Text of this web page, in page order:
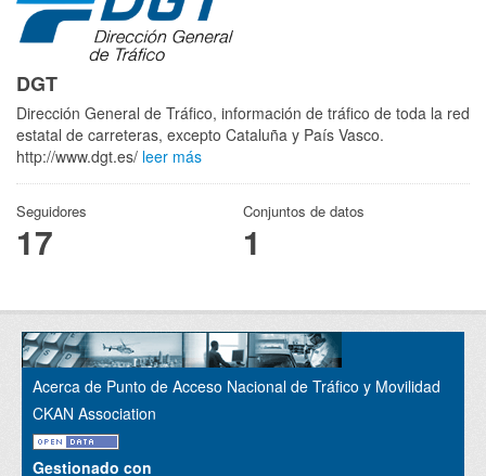
DGT
Dirección General de Tráfico, información de tráfico de toda la red
estatal de carreteras, excepto Cataluña y País Vasco.
http://www.dgt.es/ leer más
Seguidores
17
Conjuntos de datos
1
Acerca de Punto de Acceso Nacional de Tráfico y Movilidad
CKAN Association
Gestionado con